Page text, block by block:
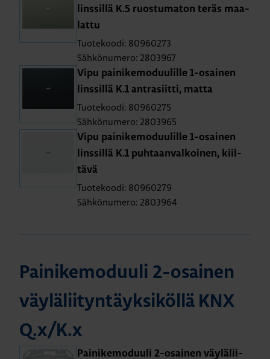
lins­sil­lä K.5 ruos­tu­ma­ton teräs maa­
lat­tu
Tuotekoodi: 80960273
Sähkönumero: 2803967
Vipu pai­ni­ke­mo­duu­lil­le 1-osai­nen
lins­sil­lä K.1 ant­ra­siit­ti, matta
Tuotekoodi: 80960275
Sähkönumero: 2803965
Vipu pai­ni­ke­mo­duu­lil­le 1-osai­nen
lins­sil­lä K.1 puh­taan­val­koi­nen, kiil­
tä­vä
Tuotekoodi: 80960279
Sähkönumero: 2803964
Pai­ni­ke­mo­duu­li 2-osai­nen
väy­lä­lii­tyn­täyk­si­köl­lä KNX
Q.x/K.x
Pai­ni­ke­mo­duu­li 2-osai­nen väy­lä­lii­